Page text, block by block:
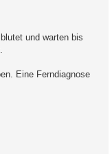
und warten bis
Eine Ferndiagnose